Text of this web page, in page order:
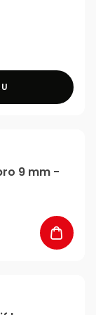
9 mm -